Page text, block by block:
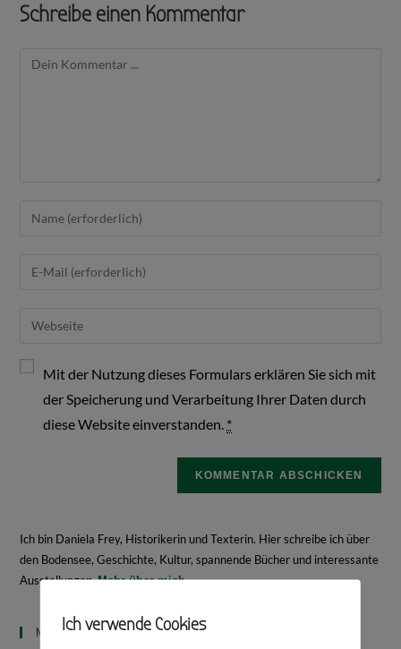
Schreibe einen Kommentar
Mit der Nutzung dieses Formulars erklären Sie sich mit
der Speicherung und Verarbeitung Ihrer Daten durch
diese Website einverstanden. *
Ich bin Daniela Frey, Historikerin und Texterin. Hier schreibe ich über
den Bodensee, Geschichte, Kultur, spannende Bücher und interessante
Ausstellungen.Mehr über mich
Neueste Beiträge
Ich verwende Cookies